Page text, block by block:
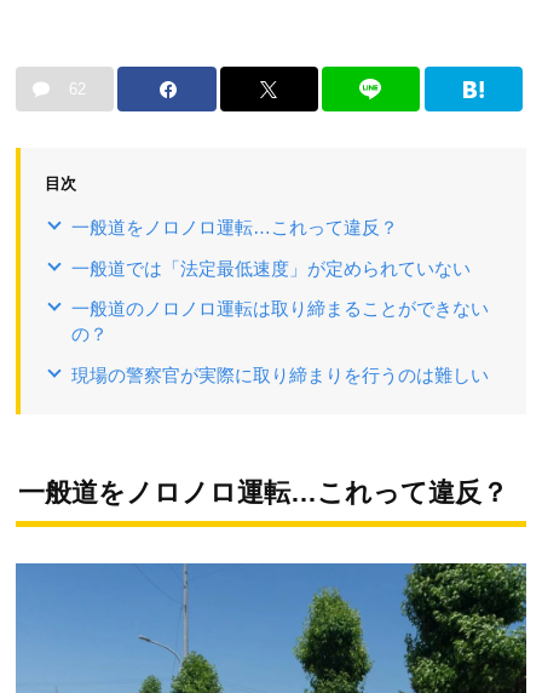
62
目次
一般道をノロノロ運転…これって違反？
一般道では「法定最低速度」が定められていない
一般道のノロノロ運転は取り締まることができない
の？
現場の警察官が実際に取り締まりを行うのは難しい
一般道をノロノロ運転…これって違反？